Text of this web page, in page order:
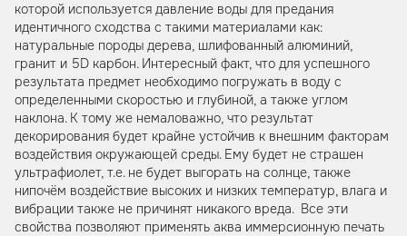
которой используется давление воды для предания
идентичного сходства с такими материалами как:
натуральные породы дерева, шлифованный алюминий,
гранит и 5D карбон. Интересный факт, что для успешного
результата предмет необходимо погружать в воду с
определенными скоростью и глубиной, а также углом
наклона. К тому же немаловажно, что результат
декорирования будет крайне устойчив к внешним факторам
воздействия окружающей среды. Ему будет не страшен
ультрафиолет, т.е. не будет выгорать на солнце, также
нипочём воздействие высоких и низких температур, влага и
вибрации также не причинят никакого вреда. Все эти
свойства позволяют применять аква иммерсионную печать